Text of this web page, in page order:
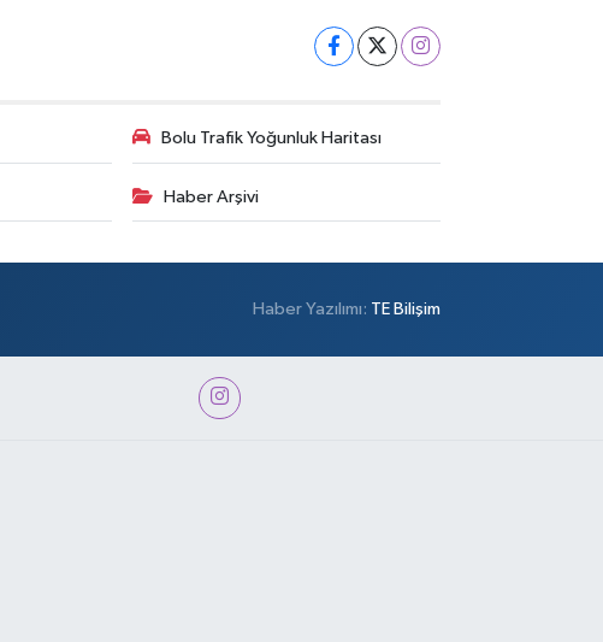
Bolu Trafik Yoğunluk Haritası
Haber Arşivi
Haber Yazılımı: TE Bilişim